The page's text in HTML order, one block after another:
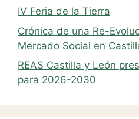
IV Feria de la Tierra
Crónica de una Re-
Mercado Social en
REAS Castilla y León
para 2026-2030